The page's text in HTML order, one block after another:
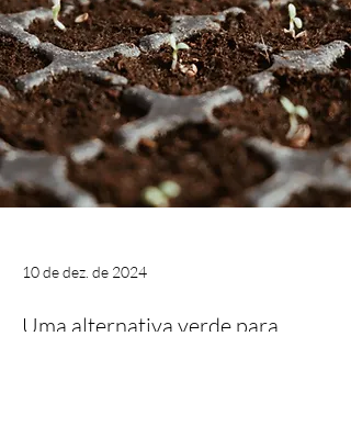
10 de dez. de 2024
Uma alternativa verde para